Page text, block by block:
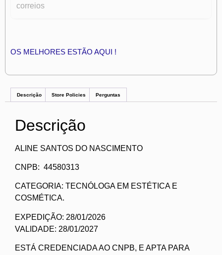
OS MELHORES ESTÃO AQUI !
Descrição Store Policies Perguntas
Descrição
ALINE SANTOS DO NASCIMENTO
CNPB: 44580313
CATEGORIA: TECNÓLOGA EM ESTÉTICA E
COSMÉTICA.
EXPEDIÇÃO: 28/01/2026
VALIDADE: 28/01/2027
ESTÁ CREDENCIADA AO CNPB, E APTA PARA